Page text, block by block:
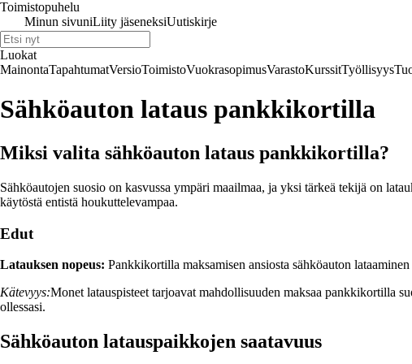
Toimistopuhelu
Minun sivuniLiity jäseneksiUutiskirje
Luokat
MainontaTapahtumatVersioToimistoVuokrasopimusVarastoKurssitTyöllisyys
Sähköauton lataus pankkikortilla
Miksi valita sähköauton lataus pankkikortilla?
Sähköautojen suosio on kasvussa ympäri maailmaa, ja yksi tärkeä tekijä on
käytöstä entistä houkuttelevampaa.
Edut
Latauksen nopeus: Pankkikortilla maksamisen ansiosta sähköauton
Kätevyys:Monet latauspisteet tarjoavat mahdollisuuden maksaa pankkikortilla
ollessasi.
Sähköauton latauspaikkojen saatavuus